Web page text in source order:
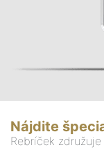
Nájdite
Rebríček